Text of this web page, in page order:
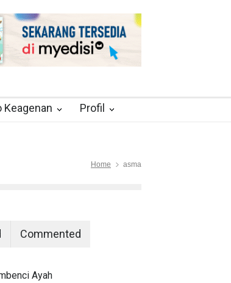
Keagenan Profil
Home asma
Commented
Ayah